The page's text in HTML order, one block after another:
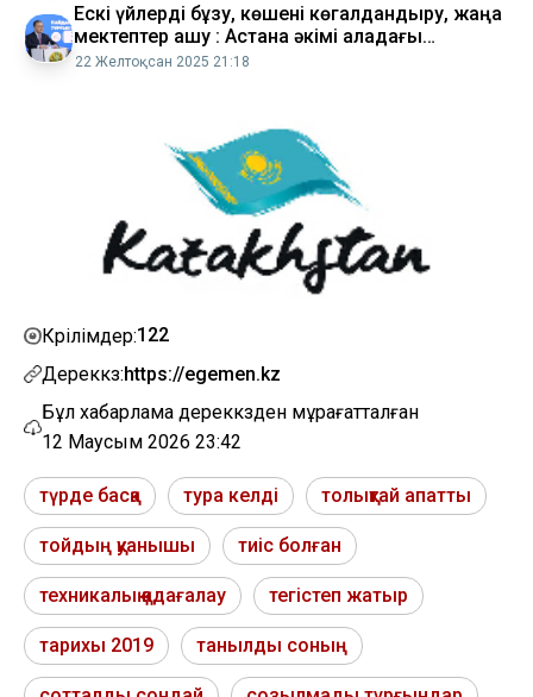
Ескі үйлерді бұзу, көшені көгалдандыру, жаңа
мектептер ашу : Астана әкімі қаладағы
маңызды мәселелерге тоқталды
22 Желтоқсан 2025 21:18
Көрілімдер:122
Дереккөз:https://egemen.kz
Бұл хабарлама дереккөзден мұрағатталған
12 Маусым 2026 23:42
түрде басқа тура келді толықтай апатты
тойдың қуанышы тиіс болған
техникалық қадағалау тегістеп жатыр
тарихы 2019 танылды соның